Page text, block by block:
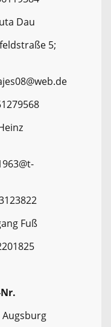
Dau
5;
Fuß
Augsburg